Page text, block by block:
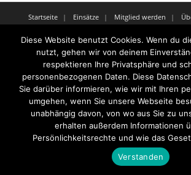
Startseite Einsätze Mitglied werden
Theme byThink Up Themes Ltd. Powered
Diese Website benutzt Cookies. Wenn du
nutzt, gehen wir von deinem
respektieren Ihre Privatsphäre und
personenbezogenen Daten. Diese
Sie darüber informieren, wie wir mit Ihren
umgehen, wenn Sie unsere Webseite
unabhängig davon, von wo aus Sie zu
erhalten außerdem Informationen
Persönlichkeitsrechte und wie das
Verstanden